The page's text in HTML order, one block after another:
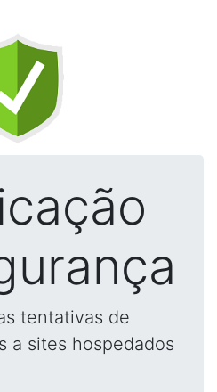
tentativas de
a sites hospedados